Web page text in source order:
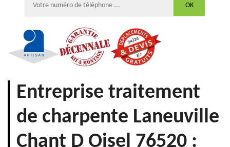
Entreprise traitement
de charpente Laneuville
Chant D Oisel 76520 :